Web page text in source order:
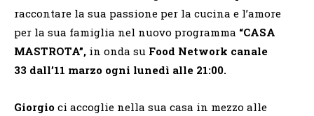
raccontare la sua passione per la cucina e l’amore
per la sua famiglia nel nuovo programma “CASA
MASTROTA”, in onda su Food Network canale
33 dall’11 marzo ogni lunedì alle 21:00.
Giorgio ci accoglie nella sua casa in mezzo alle